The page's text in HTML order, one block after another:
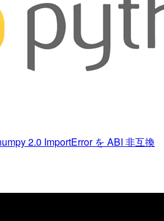
2.0 ImportError を ABI 非互換